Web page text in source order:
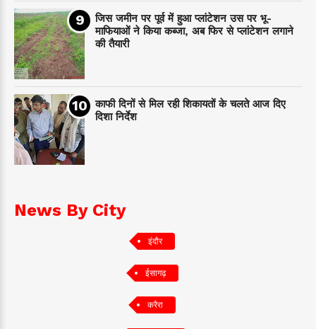
जिस जमीन पर पूर्व में हुआ प्लांटेशन उस पर भू-
माफियाओं ने किया कब्जा, अब फिर से प्लांटेशन लगाने
की तैयारी
काफी दिनों से मिल रही शिकायतों के चलते आज दिए
दिशा निर्देश
News By City
इंदौर
ईसागढ़
करैरा